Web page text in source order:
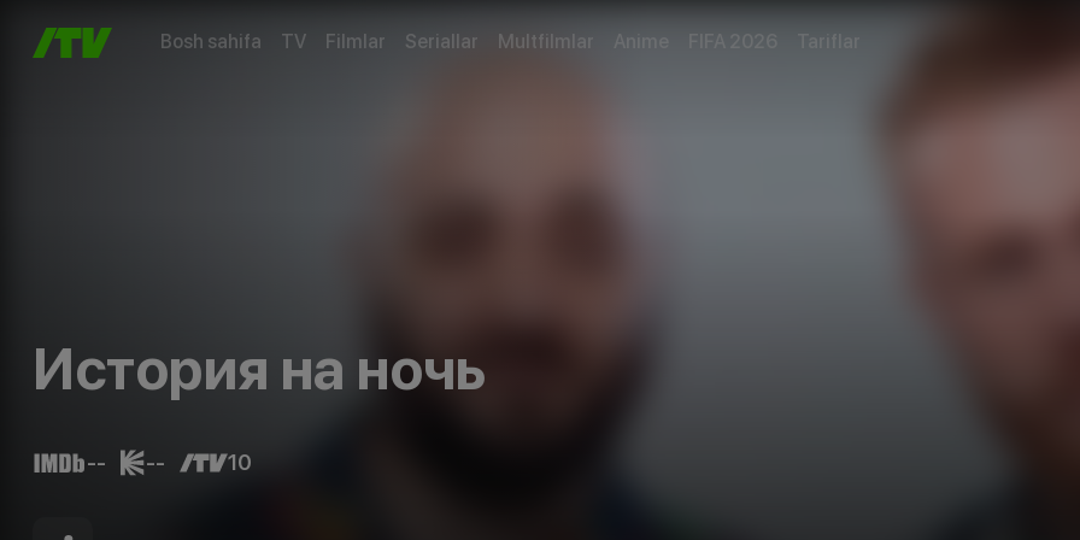
Bosh sahifa TV Filmlar Seriallar Multfilmlar Anime FIFA 2026 Tariflar
История на ночь
-- -- 10